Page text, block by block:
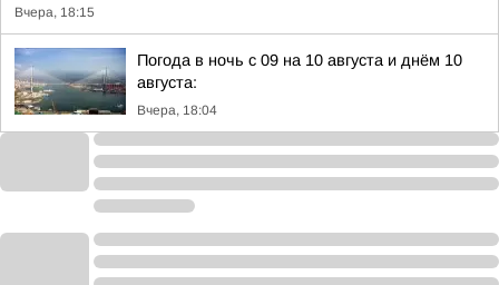
Вчера, 18:15
Погода в ночь с 09 на 10 августа и днём 10
августа:
Вчера, 18:04